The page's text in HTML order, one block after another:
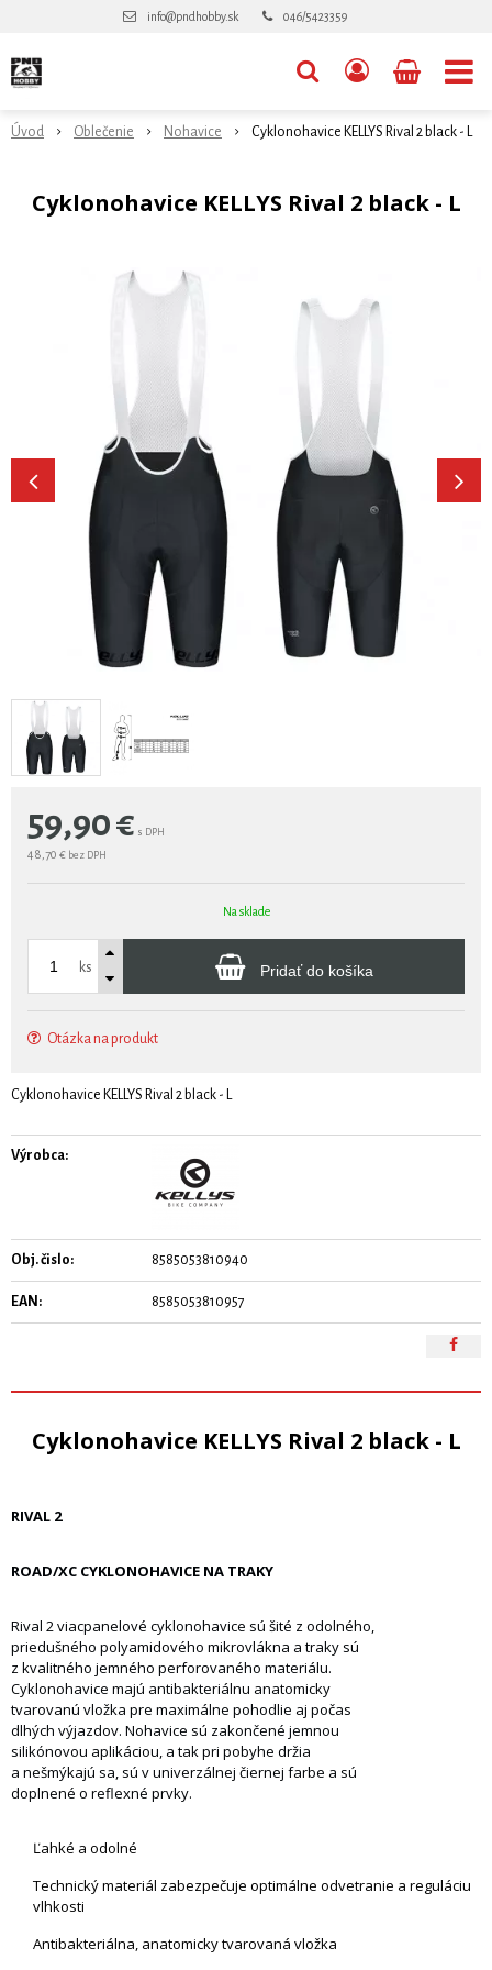
info@pndhobby.sk 046/5423359
Úvod Oblečenie Nohavice Cyklonohavice KELLYS Rival 2 black - L
Cyklonohavice KELLYS Rival 2 black - L
59,90€ s DPH
48,70 € bez DPH
Na sklade
ks Pridať do košíka
Otázka na produkt
Cyklonohavice KELLYS Rival 2 black - L
Výrobca:
Obj. čislo: 8585053810940
EAN: 8585053810957
Cyklonohavice KELLYS Rival 2 black - L
RIVAL 2
ROAD/XC CYKLONOHAVICE NA TRAKY
Rival 2 viacpanelové cyklonohavice sú šité z odolného,
priedušného polyamidového mikrovlákna a traky sú
z kvalitného jemného perforovaného materiálu.
Cyklonohavice majú antibakteriálnu anatomicky
tvarovanú vložka pre maximálne pohodlie aj počas
dlhých výjazdov. Nohavice sú zakončené jemnou
silikónovou aplikáciou, a tak pri pobyhe držia
a nešmýkajú sa, sú v univerzálnej čiernej farbe a sú
doplnené o reflexné prvky.
Ľahké a odolné
Technický materiál zabezpečuje optimálne odvetranie a reguláciu
vlhkosti
Antibakteriálna, anatomicky tvarovaná vložka